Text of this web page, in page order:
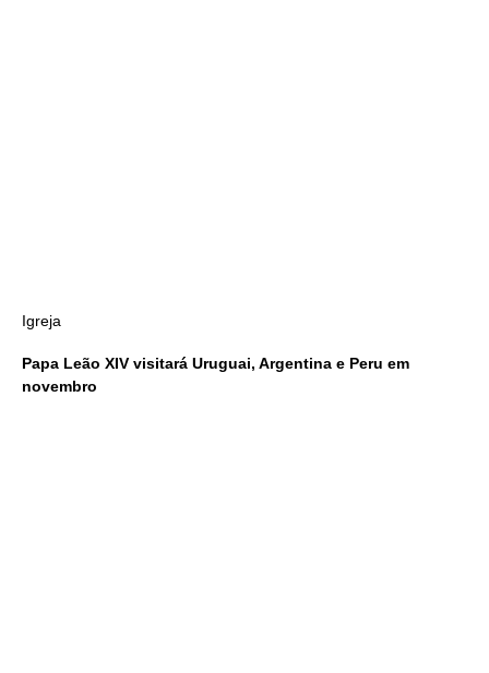
Igreja
Papa Leão XIV visitará Uruguai, Argentina e Peru em
novembro